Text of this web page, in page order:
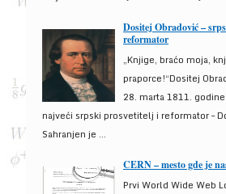
Dositej Obradović –
reformator
„Knjige, braćo moja,
praporce!“Dositej
28. marta 1811.
najveći srpski prosvetitelj i reformator –
Sahranjen je ...
CERN – mesto gde je
Prvi World Wide Web